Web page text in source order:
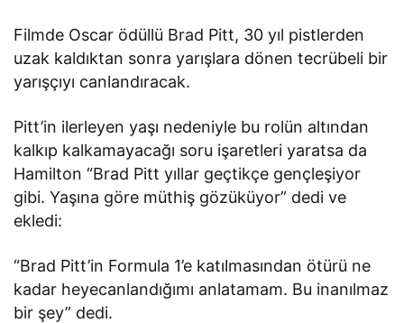
Filmde Oscar ödüllü Brad Pitt, 30 yıl pistlerden
uzak kaldıktan sonra yarışlara dönen tecrübeli bir
yarışçıyı canlandıracak.
Pitt’in ilerleyen yaşı nedeniyle bu rolün altından
kalkıp kalkamayacağı soru işaretleri yaratsa da
Hamilton “Brad Pitt yıllar geçtikçe gençleşiyor
gibi. Yaşına göre müthiş gözüküyor” dedi ve
ekledi:
“Brad Pitt’in Formula 1’e katılmasından ötürü ne
kadar heyecanlandığımı anlatamam. Bu inanılmaz
bir şey” dedi.